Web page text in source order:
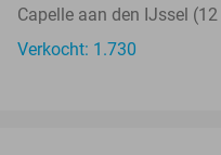
Capelle aan den IJssel
Verkocht: 1.730